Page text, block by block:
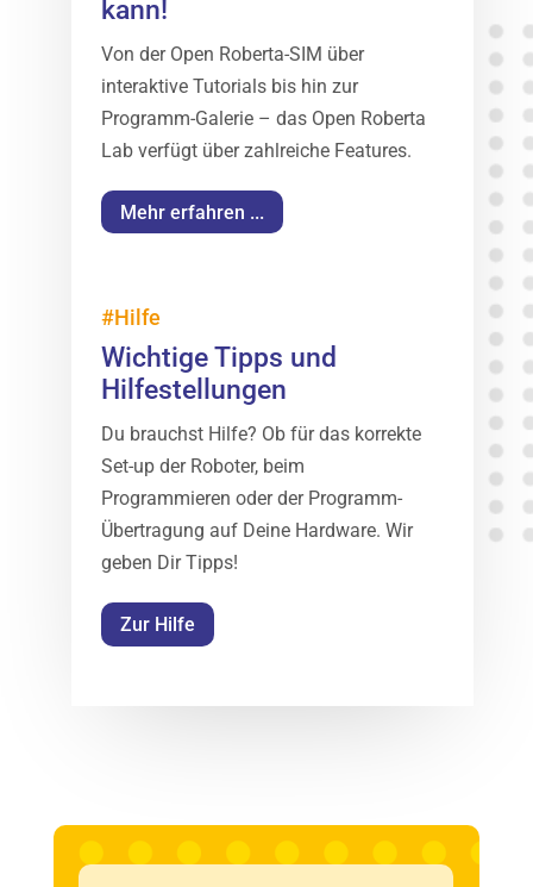
kann!
Von der Open Roberta-SIM über
interaktive Tutorials bis hin zur
Programm-Galerie – das Open Roberta
Lab verfügt über zahlreiche Features.
Mehr erfahren ...
#Hilfe
Wichtige Tipps und
Hilfestellungen
Du brauchst Hilfe? Ob für das korrekte
Set-up der Roboter, beim
Programmieren oder der Programm-
Übertragung auf Deine Hardware. Wir
geben Dir Tipps!
Zur Hilfe